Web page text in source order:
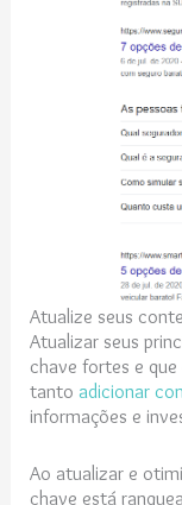
Atualize seus
Atualizar seus
chave fortes e
tantoadicionar
informações e
Ao atualizar e
chave está